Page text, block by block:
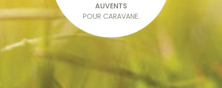
AUVENTS
POUR CARAVANE.